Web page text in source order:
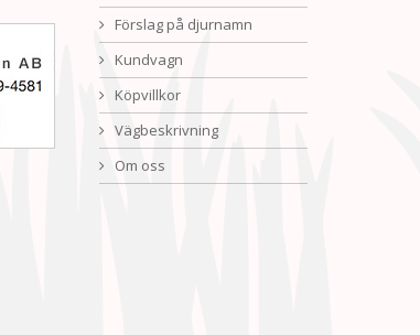
Förslag på djurnamn
Kundvagn
Köpvillkor
Vägbeskrivning
Om oss